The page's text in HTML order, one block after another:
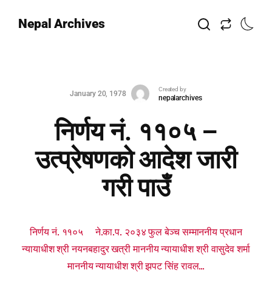
Nepal Archives
January 20, 1978
Created by
nepalarchives
निर्णय नं. ११०५ –
उत्प्रेषणको आदेश जारी
गरी पाउँ
निर्णय नं. ११०५ ने.का.प. २०३४ फुल बेञ्च सम्माननीय प्रधान
न्यायाधीश श्री नयनबहादुर खत्री माननीय न्यायाधीश श्री वासुदेव शर्मा
माननीय न्यायाधीश श्री झपट सिंह रावल...